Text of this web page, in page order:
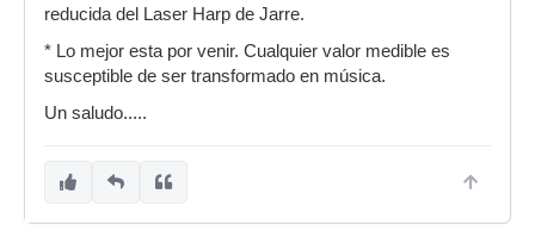
reducida del Laser Harp de Jarre.
* Lo mejor esta por venir. Cualquier valor medible es
susceptible de ser transformado en música.
Un saludo.....